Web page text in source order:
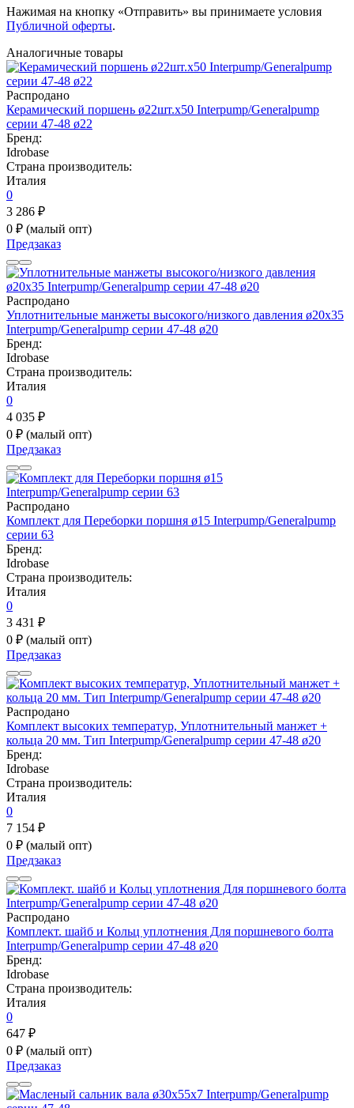
Нажимая на кнопку «Отправить» вы принимаете условия
Публичной оферты.
Аналогичные товары
Распродано
Керамический поршень ø22шт.x50 Interpump/Generalpump
серии 47-48 ø22
Бренд:
Idrobase
Страна производитель:
Италия
0
3 286 ₽
0 ₽ (малый опт)
Предзаказ
Распродано
Уплотнительные манжеты высокого/низкого давления ø20x35
Interpump/Generalpump серии 47-48 ø20
Бренд:
Idrobase
Страна производитель:
Италия
0
4 035 ₽
0 ₽ (малый опт)
Предзаказ
Распродано
Комплект для Переборки поршня ø15 Interpump/Generalpump
серии 63
Бренд:
Idrobase
Страна производитель:
Италия
0
3 431 ₽
0 ₽ (малый опт)
Предзаказ
Распродано
Комплект высоких температур, Уплотнительный манжет +
кольца 20 мм. Тип Interpump/Generalpump серии 47-48 ø20
Бренд:
Idrobase
Страна производитель:
Италия
0
7 154 ₽
0 ₽ (малый опт)
Предзаказ
Распродано
Комплект. шайб и Кольц уплотнения Для поршневого болта
Interpump/Generalpump серии 47-48 ø20
Бренд:
Idrobase
Страна производитель:
Италия
0
647 ₽
0 ₽ (малый опт)
Предзаказ